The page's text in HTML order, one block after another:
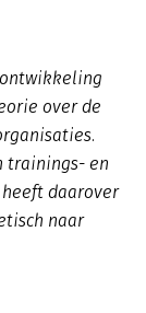
over de
trainings- en
heeft daarover
naar